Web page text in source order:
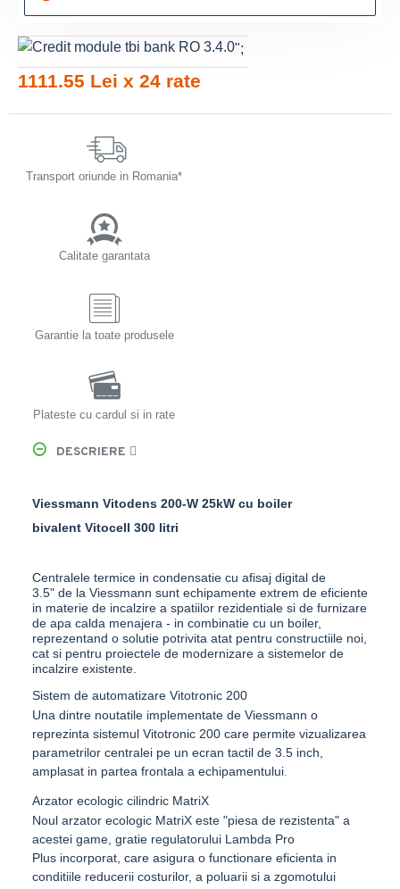
";
1111.55 Lei x 24 rate
Transport oriunde in Romania*
Calitate garantata
Garantie la toate produsele
Plateste cu cardul si in rate
DESCRIERE
Viessmann Vitodens 200-W 25kW cu boiler
bivalent Vitocell 300 litri
Centralele termice in condensatie cu afisaj digital de
3.5" de la Viessmann sunt echipamente extrem de eficiente
in materie de incalzire a spatiilor rezidentiale si de furnizare
de apa calda menajera - in combinatie cu un boiler,
reprezentand o solutie potrivita atat pentru constructiile noi,
cat si pentru proiectele de modernizare a sistemelor de
incalzire existente.
Sistem de automatizare Vitotronic 200
Una dintre noutatile implementate de Viessmann o
reprezinta sistemul Vitotronic 200 care permite vizualizarea
parametrilor centralei pe un ecran tactil de 3.5 inch,
amplasat in partea frontala a echipamentului
Arzator ecologic cilindric MatriX
Noul arzator ecologic MatriX este "piesa de rezistenta" a
acestei game, gratie regulatorului Lambda Pro
Plus incorporat, care asigura o functionare eficienta in
conditiile reducerii costurilor, a poluarii si a zgomotului